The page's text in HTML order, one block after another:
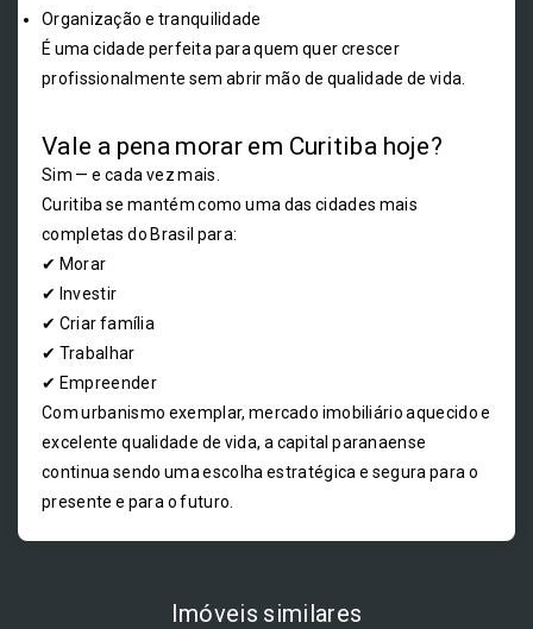
Organização e tranquilidade
É uma cidade perfeita para quem quer crescer
profissionalmente sem abrir mão de qualidade de vida.
Vale a pena morar em Curitiba hoje?
Sim — e cada vez mais.
Curitiba se mantém como uma das cidades mais
completas do Brasil para:
✔ Morar
✔ Investir
✔ Criar família
✔ Trabalhar
✔ Empreender
Com urbanismo exemplar, mercado imobiliário aquecido e
excelente qualidade de vida, a capital paranaense
continua sendo uma escolha estratégica e segura para o
presente e para o futuro.
Imóveis similares